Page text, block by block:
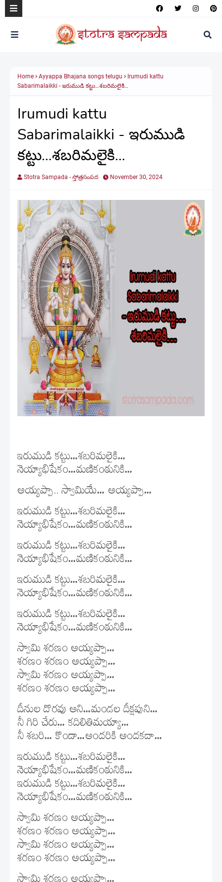
Home Ayyappa Bhajana songs telugu
Irumudi kattu
Sabarimalaikki - ఇరుముడి కట్టు…శబరిమలైకి…
Irumudi kattu
Sabarimalaikki - ఇరుముడి
కట్టు…శబరిమలైకి…
Stotra Sampada - స్తోత్రసంపద November 30, 2024
ఇరుముడి కట్టు…శబరిమలైకి…
నెయ్యాభిషేకం…మణికంఠునికి…
అయ్యప్పా.. స్వామియే… అయ్యప్పా…
ఇరుముడి కట్టు…శబరిమలైకి…
నెయ్యాభిషేకం…మణికంఠునికి…
ఇరుముడి కట్టు…శబరిమలైకి…
నెయ్యాభిషేకం…మణికంఠునికి…
ఇరుముడి కట్టు…శబరిమలైకి…
నెయ్యాభిషేకం…మణికంఠునికి…
ఇరుముడి కట్టు…శబరిమలైకి…
నెయ్యాభిషేకం…మణికంఠునికి…
స్వామి శరణం అయ్యప్పా…
శరణం శరణం అయ్యప్పా…
స్వామి శరణం అయ్యప్పా…
శరణం శరణం అయ్యప్పా…
దీనుల దొరవు అని…మండల దీక్షపుని…
నీ గిరి చేరు… కదిలితిమయ్యా…
నీ శబరి… కొండా…అందరికి అందకదా…
ఇరుముడి కట్టు…శబరిమలైకి…
నెయ్యాభిషేకం…మణికంఠునికి…
ఇరుముడి కట్టు…శబరిమలైకి…
నెయ్యాభిషేకం…మణికంఠునికి…
స్వామి శరణం అయ్యప్పా…
శరణం శరణం అయ్యప్పా…
స్వామి శరణం అయ్యప్పా…
శరణం శరణం అయ్యప్పా…